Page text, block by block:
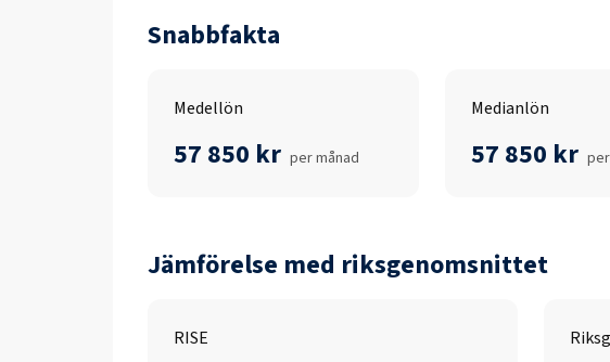
Snabbfakta
Medellön
57 850 kr per månad
Medianlön
57 850 kr
Jämförelse med riksgenomsnittet
RISE